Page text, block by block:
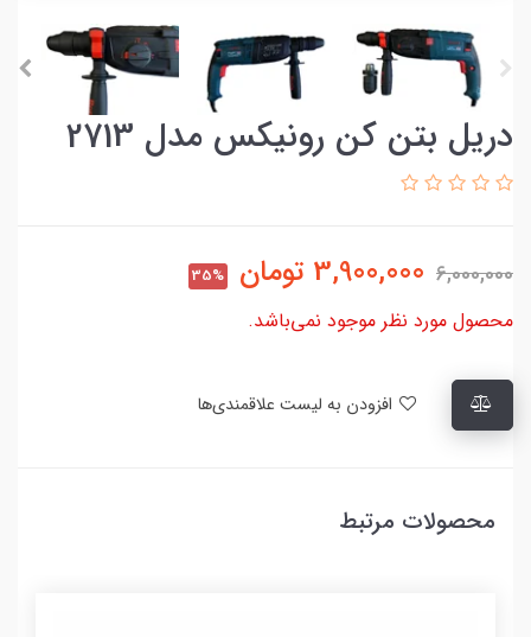
دریل بتن کن رونیکس مدل 2713
6,000,000
3,900,000 تومان 35%
محصول مورد نظر موجود نمی‌باشد.
محصولات مرتبط